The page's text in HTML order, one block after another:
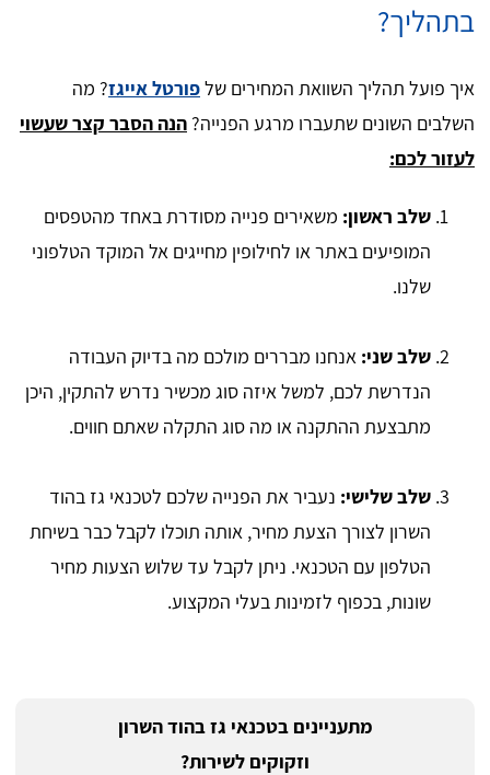
בתהליך?
איך פועל תהליך השוואת המחירים שלפורטל אייגז? מה
השלבים השונים שתעברו מרגע הפנייה? הנה הסבר קצר שעשוי
לעזור לכם:
שלב ראשון: משאירים פנייה מסודרת באחד מהטפסים
המופיעים באתר או לחילופין מחייגים אל המוקד הטלפוני
שלנו.
שלב שני: אנחנו מבררים מולכם מה בדיוק העבודה
הנדרשת לכם, למשל איזה סוג מכשיר נדרש להתקין, היכן
מתבצעת ההתקנה או מה סוג התקלה שאתם חווים.
שלב שלישי: נעביר את הפנייה שלכם לטכנאי גז בהוד
השרון לצורך הצעת מחיר, אותה תוכלו לקבל כבר בשיחת
הטלפון עם הטכנאי. ניתן לקבל עד שלוש הצעות מחיר
שונות, בכפוף לזמינות בעלי המקצוע.
מתעניינים בטכנאי גז בהוד השרון
וזקוקים לשירות?